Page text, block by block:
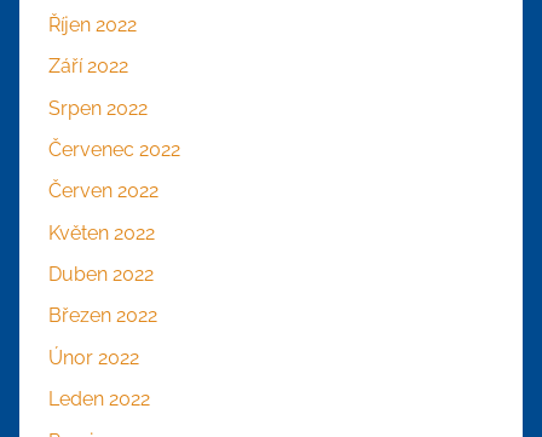
Říjen 2022
Září 2022
Srpen 2022
Červenec 2022
Červen 2022
Květen 2022
Duben 2022
Březen 2022
Únor 2022
Leden 2022